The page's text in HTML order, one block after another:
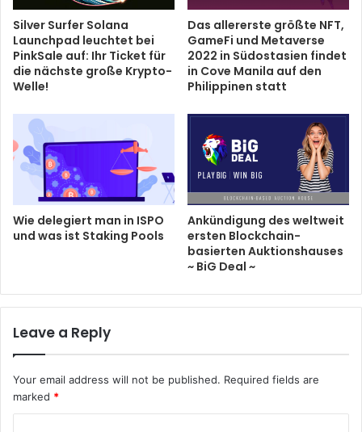
Silver Surfer Solana
Launchpad leuchtet bei
PinkSale auf: Ihr Ticket für
die nächste große Krypto-
Welle!
Das allererste größte NFT,
GameFi und Metaverse
2022 in Südostasien findet
in Cove Manila auf den
Philippinen statt
Wie delegiert man in ISPO
und was ist Staking Pools
Ankündigung des weltweit
ersten Blockchain-
basierten Auktionshauses
~ BiG Deal ~
Leave a Reply
Your email address will not be published. Required fields are
marked *